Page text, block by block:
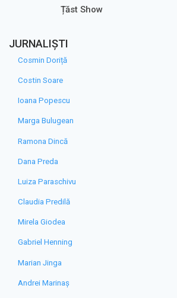
Țăst Show
JURNALIȘTI
Cosmin Doriță
Costin Soare
Ioana Popescu
Marga Bulugean
Ramona Dincă
Dana Preda
Luiza Paraschivu
Claudia Predilă
Mirela Giodea
Gabriel Henning
Marian Jinga
Andrei Marinaș